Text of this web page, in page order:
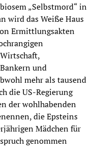
„Selbstmord“ in
wird das Weiße Haus
Ermittlungsakten
und
mehr als tausend
die US-Regierung
der wohlhabenden
die Epsteins
Mädchen für
genommen